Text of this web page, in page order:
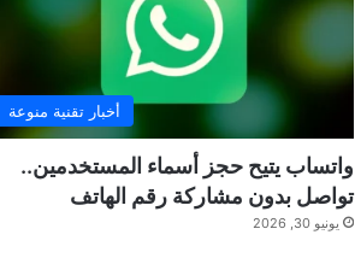
أخبار تقنية منوعة
واتساب يتيح حجز أسماء المستخدمين..
تواصل بدون مشاركة رقم الهاتف
يونيو 30, 2026